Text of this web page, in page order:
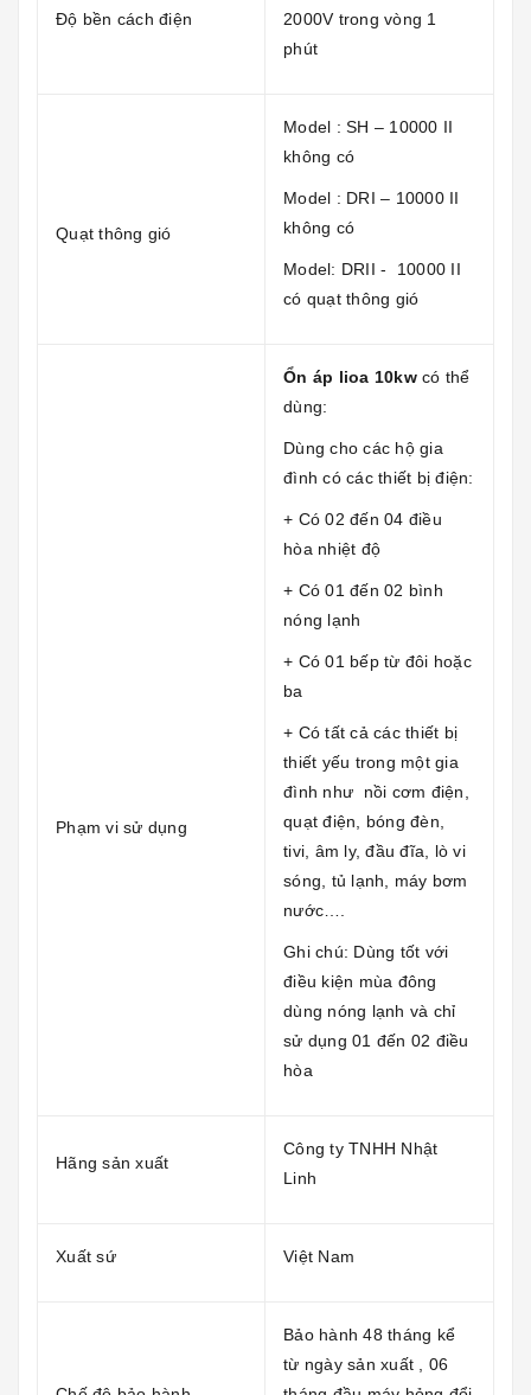
Độ bền cách điện
2000V trong vòng 1
phút
Quạt thông gió
Model : SH – 10000 II
không có
Model : DRI – 10000 II
không có
Model: DRII - 10000 II
có quạt thông gió
Phạm vi sử dụng
Ổn áp lioa 10kwcó thể
dùng:
Dùng cho các hộ gia
đình có các thiết bị điện:
+ Có 02 đến 04 điều
hòa nhiệt độ
+ Có 01 đến 02 bình
nóng lạnh
+ Có 01 bếp từ đôi hoặc
ba
+ Có tất cả các thiết bị
thiết yếu trong một gia
đình như nồi cơm điện,
quạt điện, bóng đèn,
tivi, âm ly, đầu đĩa, lò vi
sóng, tủ lạnh, máy bơm
nước….
Ghi chú: Dùng tốt với
điều kiện mùa đông
dùng nóng lạnh và chỉ
sử dụng 01 đến 02 điều
hòa
Hãng sản xuất
Công ty TNHH Nhật
Linh
Xuất sứ Việt Nam
Bảo hành 48 tháng kể
từ ngày sản xuất , 06